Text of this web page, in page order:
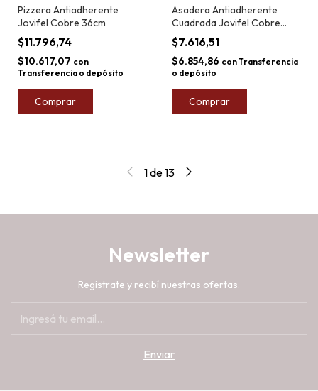
Pizzera Antiadherente
Jovifel Cobre 36cm
$11.796,74
$10.617,07 con
Transferencia o depósito
Comprar
Asadera Antiadherente
Cuadrada Jovifel Cobre
22,5cm
$7.616,51
$6.854,86 conTransferencia
o depósito
Comprar
1de13
Newsletter
Registrate y recibí nuestras ofertas.